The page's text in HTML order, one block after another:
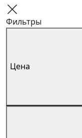
Фильтры
Цена